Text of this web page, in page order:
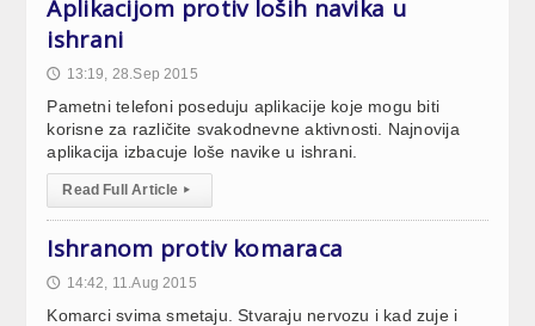
Aplikacijom protiv loših navika u
ishrani
🕔 13:19, 28.Sep 2015
Pametni telefoni poseduju aplikacije koje mogu biti
korisne za različite svakodnevne aktivnosti. Najnovija
aplikacija izbacuje loše navike u ishrani.
Read Full Article ▸
Ishranom protiv komaraca
🕔 14:42, 11.Aug 2015
Komarci svima smetaju. Stvaraju nervozu i kad zuje i